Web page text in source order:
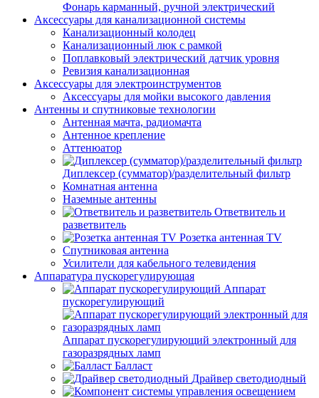
Фонарь карманный, ручной электрический
Аксессуары для канализационной системы
Канализационный колодец
Канализационный люк с рамкой
Поплавковый электрический датчик уровня
Ревизия канализационная
Аксессуары для электроинструментов
Аксессуары для мойки высокого давления
Антенны и спутниковые технологии
Антенная мачта, радиомачта
Антенное крепление
Аттенюатор
Диплексер (сумматор)/разделительный фильтр
Комнатная антенна
Наземные антенны
Ответвитель и
разветвитель
Розетка антенная TV
Спутниковая антенна
Усилители для кабельного телевидения
Аппаратура пускорегулирующая
Аппарат
пускорегулирующий
Аппарат пускорегулирующий электронный для
газоразрядных ламп
Балласт
Драйвер светодиодный